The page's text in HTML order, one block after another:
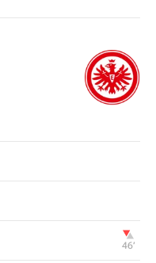
46‎’‎